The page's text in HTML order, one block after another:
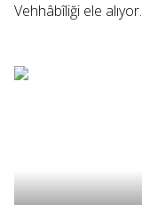
Vehhâbîliği ele alıyor.